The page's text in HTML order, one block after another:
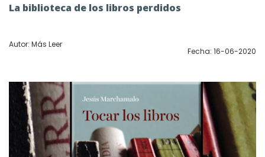
La biblioteca de los libros perdidos
Autor: Más Leer
Fecha: 16-06-2020